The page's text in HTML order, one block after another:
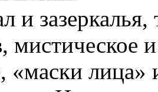
и
мистическое
«маски